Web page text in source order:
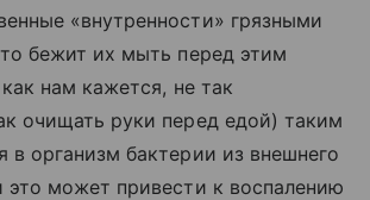
«внутренности» грязными
бежит их мыть перед этим
нам кажется, не так
очищать руки перед едой) таким
в организм бактерии из внешнего
это может привести к воспалению